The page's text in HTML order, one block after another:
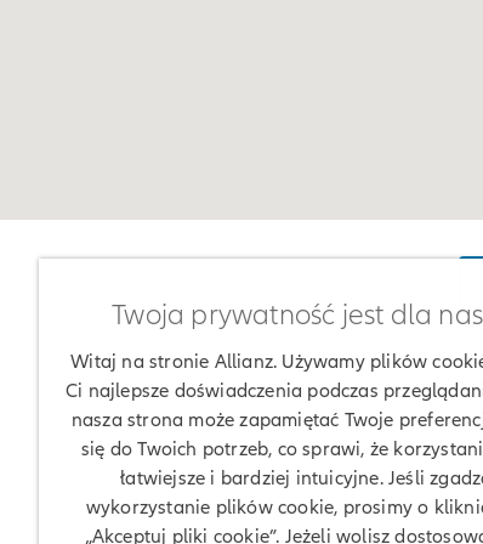
Twoja prywatność jest dla
Witaj na stronie Allianz. Używamy plików
Ci najlepsze doświadczenia podczas
nasza strona może zapamiętać Twoje
się do Twoich potrzeb, co sprawi, że
łatwiejsze i bardziej intuicyjne. Jeśli
wykorzystanie plików cookie, prosimy o
„Akceptuj pliki cookie”. Jeżeli wolisz